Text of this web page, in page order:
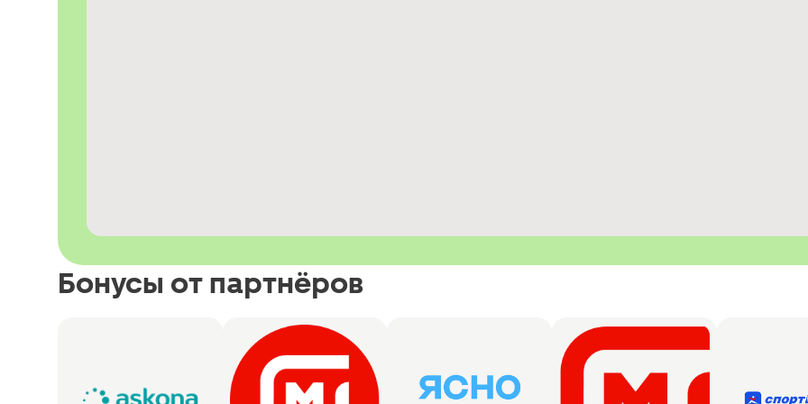
Бонусы от партнёров